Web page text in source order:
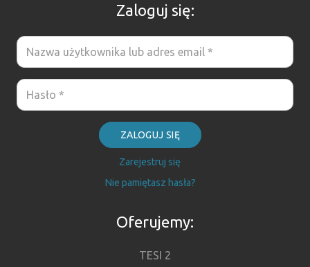
Zaloguj się:
ZALOGUJ SIĘ
Zarejestruj się
Nie pamiętasz hasła?
Oferujemy:
TESI 2